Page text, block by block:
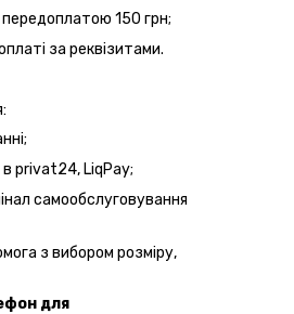
150 грн;
за реквізитами.
privat24, LiqPay;
самообслуговування
з вибором розміру,
для